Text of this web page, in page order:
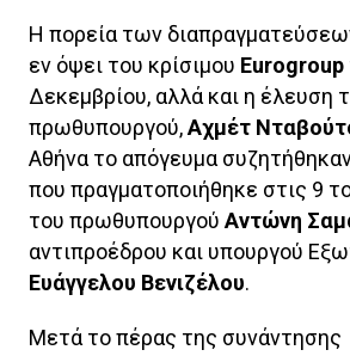
H πορεία των
εν όψει του κρίσιμου Eurogroup
Δεκεμβρίου, αλλά και η έλευση
πρωθυπουργού,Αχμέτ
Αθήνα το απόγευμα
που πραγματοποιήθηκε στις 9
του πρωθυπουργούΑντώνη
αντιπροέδρου και υπουργού
Ευάγγελου Βενιζέλου.
Μετά το πέρας της